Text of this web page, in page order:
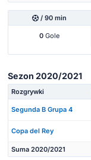
/ 90 min
0 Gole
Sezon 2020/2021
Rozgrywki
Segunda B Grupa 4
Copa del Rey
Suma 2020/2021